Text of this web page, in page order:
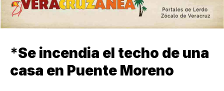
*Se incendia el techo de una
casa en Puente Moreno